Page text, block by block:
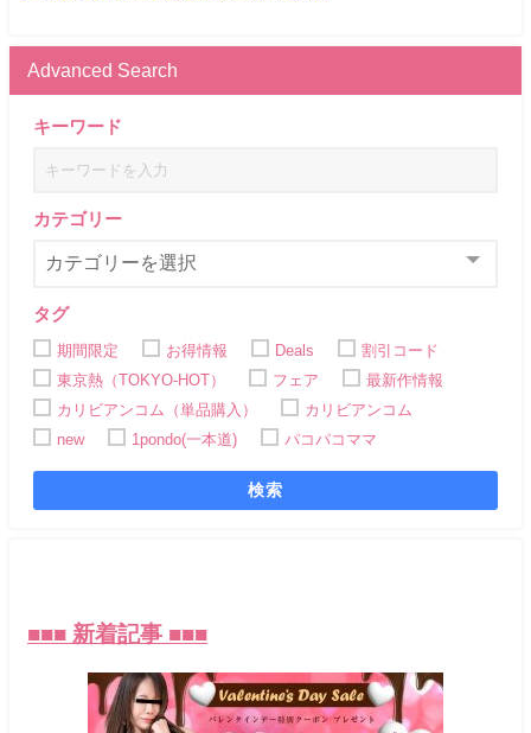
Advanced Search
キーワード
カテゴリー
タグ
期間限定 お得情報 Deals
割引コード
東京熱（TOKYO-HOT）
フェア
最新作情報
カリビアンコム（単品購入）
カリビアンコム
new
1pondo(一本道) パコパコママ
検索
■■■ 新着記事 ■■■